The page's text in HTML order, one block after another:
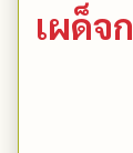
เผด็จ